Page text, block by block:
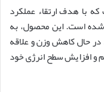
که با هدف ارتقاء عملکرد
است. این محصول، به
در حال کاهش وزن و علاقه
و افزایش سطح انرژی خود